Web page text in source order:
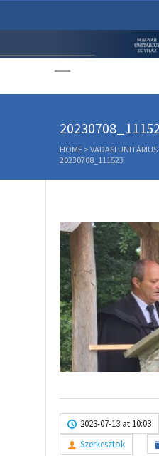
HOME > VADASI
20230708_111523
2023-07-13 at 10:03
Szerkesztok